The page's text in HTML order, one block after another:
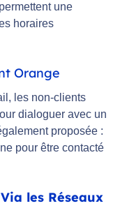
une
horaires
Orange
les non-clients
dialoguer avec un
proposée :
pour être contacté
les Réseaux